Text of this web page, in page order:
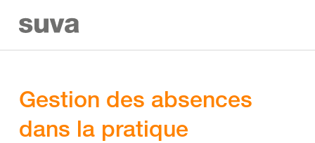
Gestion des absences
dans la pratique